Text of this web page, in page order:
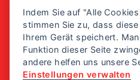
Indem Sie auf "Alle
stimmen Sie zu, dass
Ihrem Gerät speichert.
Funktion dieser Seite
andere helfen uns unsere
Einstellungen verwalten